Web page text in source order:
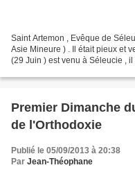
Saint Artemon , Evêque de
Asie Mineure ) . Il était pieux et
(29 Juin ) est venu à Séleucie ,
Premier Dimanche
de l'Orthodoxie
Publié le 05/09/2013 à 20:38
Par Jean-Théophane